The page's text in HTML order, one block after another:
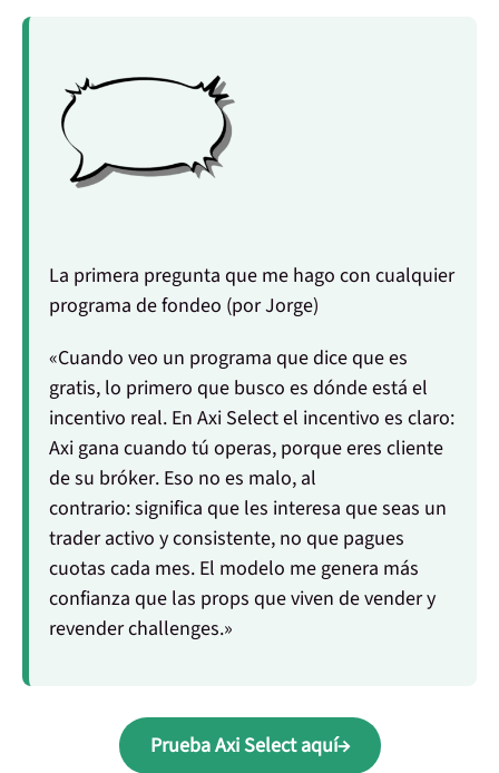
La primera pregunta que me hago con cualquier
programa de fondeo (por Jorge)
«Cuando veo un programa que dice que es
gratis, lo primero que busco es dónde está el
incentivo real. En Axi Select el incentivo es claro:
Axi gana cuando tú operas, porque eres cliente
de su bróker. Eso no es malo, al
contrario: significa que les interesa que seas un
trader activo y consistente, no que pagues
cuotas cada mes. El modelo me genera más
confianza que las props que viven de vender y
revender challenges.»
Prueba Axi Select aquí→